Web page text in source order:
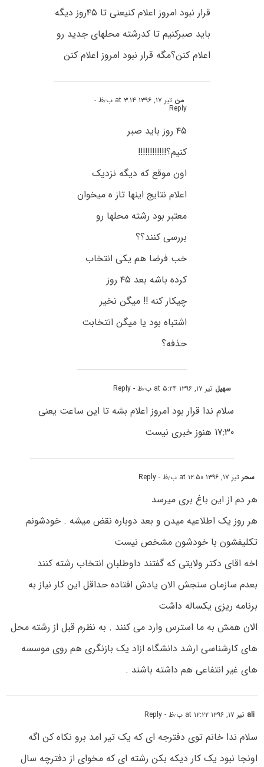
قرار نبود امروز اعلام کنیعنی تا ۴۵روز دیگه
باید صبرکنیم تا کدرشته محلهای جدید رو
اعلام کنن؟مگه قرار نبود امروز اعلام کنن
من تیر ۱۷, ۱۳۹۶ at ۳:۱۴ ب٫ظ -
Reply
۴۵ روز باید صبر
کنیم؟!!!!!!!!!!!!
اون موقع که دیگه نزدیک
اعلام نتایج اینها تاز ه میخوان
معتبر بود رشته محلها رو
بررسی کنند؟؟
خب فرضا هم یکی انتخاب
کرده باشه بعد ۴۵ روز
چیکار کنه !! میگن نخیر
اشتباه بود یا میگن انتخابت
حذفه؟
سهیل تیر ۱۷, ۱۳۹۶ at ۵:۲۴ ب٫ظ - Reply
سلام ندا قرار بود امروز اعلام بشه تا این ساعت یعنی
۱۷:۳۰ هنوز خبری نیست
سحرتیر ۱۷, ۱۳۹۶ at ۱۲:۵۰ ب٫ظ - Reply
هر دم از این باغ بری میرسد
هر روز یک اطلاعیه میدن و بعد دوباره نقض میشه . خودشونم
تکلیفشون با خودشون مشخص نیست
اخه اقای دکتر ولایتی که گفتند داوطلبان انتخاب رشته کنند
بعدم سازمان سنجش الان یادش افتاده حداقل این کار نیاز به
برنامه ریزی یکساله داشت
الان همش به ما استرس وارد می کنند . به نظرم قبل از رشته محل
های کارشناسی ارشد دانشگاه ازاد یک بازنگری هم روی موسسه
های غیر انتفاعی هم داشته باشند .
ali تیر ۱۷, ۱۳۹۶ at ۱۲:۲۲ ب٫ظ - Reply
سلام ندا خانم توى دفترجه اى که یک تیر امد برو نکاه کن اگه
اونجا نبود یک کار دیکه بکن رشته ای که مخواى از دفترچه سال